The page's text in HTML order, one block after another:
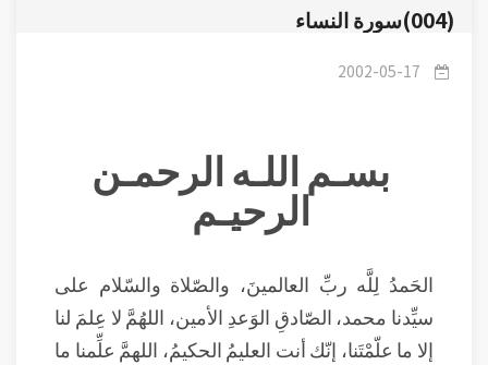
(004)سورة النساء
2002-05-17
بسـم اللـه الرحمـن
الرحيـم
الحَمدُ لِلَّه ربِّ العالمينَ، والصّلاة والسّلام على
سيِّدنا محمد، الصّادقِ الوَعدِ الأمين، اللهُمَّ لا عِلمَ لنا
إلا ما علّمْتَنا، إنّك أنت العليمُ الحكيمُ، اللهمَّ علِّمنا ما